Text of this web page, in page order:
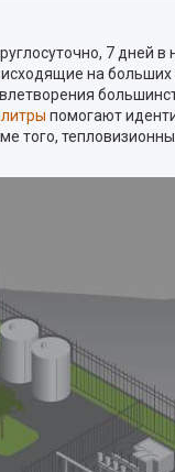
7
на
помогают
того,